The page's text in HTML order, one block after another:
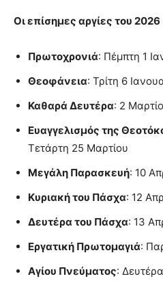
Οι επίσημες αργίες του 2026
Πρωτοχρονιά: Πέμπτη 1
Θεοφάνεια: Τρίτη 6
Καθαρά Δευτέρα: 2
Ευαγγελισμός της
Τετάρτη 25 Μαρτίου
Μεγάλη Παρασκευή: 10
Κυριακή του Πάσχα: 12
Δευτέρα του Πάσχα: 13
Εργατική Πρωτομαγιά:
Αγίου Πνεύματος: